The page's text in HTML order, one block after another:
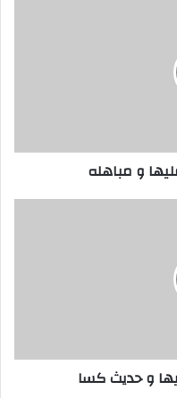
و مباهله
و حدیث کسا